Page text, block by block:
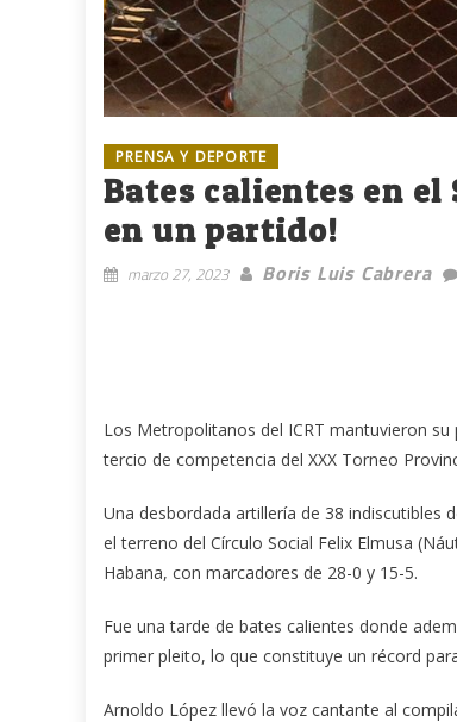
PRENSA Y DEPORTE
Bates calientes en el
en un partido!
marzo 27, 2023 Boris Luis Cabrera
Los Metropolitanos del ICRT mantuvieron
tercio de competencia del XXX Torneo
Una desbordada artillería de 38 indiscutibles
el terreno del Círculo Social Felix Elmusa
Habana, con marcadores de 28-0 y 15-5.
Fue una tarde de bates calientes donde
primer pleito, lo que constituye un récord
Arnoldo López llevó la voz cantante al